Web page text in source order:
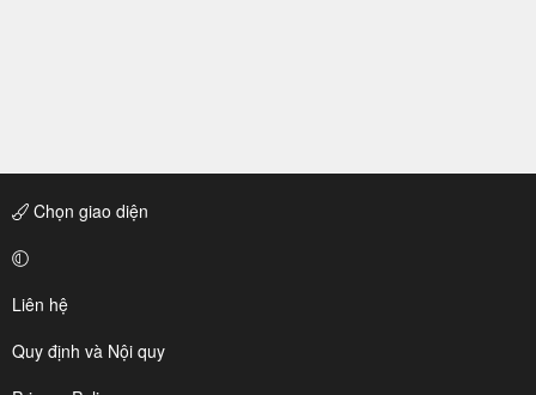
Chọn giao diện
Liên hệ
Quy định và Nội quy